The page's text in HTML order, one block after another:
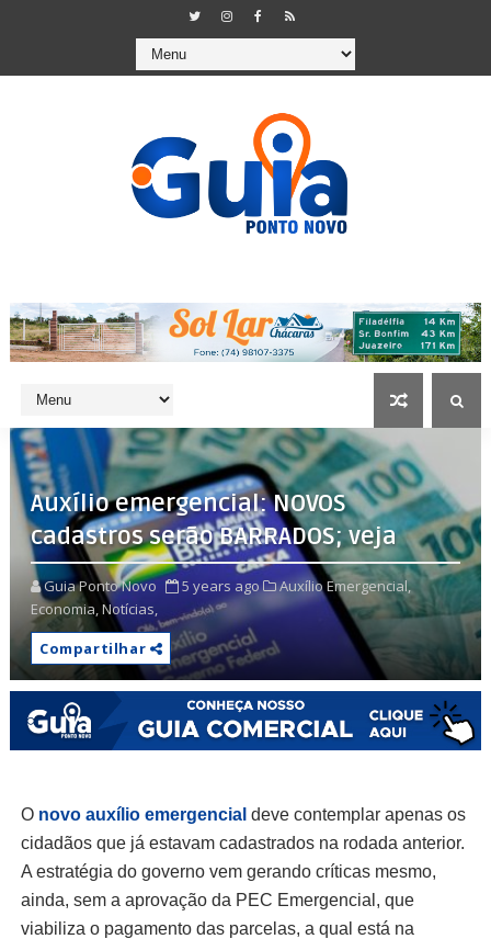
Auxílio emergencial: NOVOS
cadastros serão BARRADOS; veja
Guia Ponto Novo 5 years ago
Auxílio Emergencial,
Economia,Notícias,
Compartilhar
O novo auxílio emergencial deve contemplar apenas os
cidadãos que já estavam cadastrados na rodada anterior.
A estratégia do governo vem gerando críticas mesmo,
ainda, sem a aprovação da PEC Emergencial, que
viabiliza o pagamento das parcelas, a qual está na